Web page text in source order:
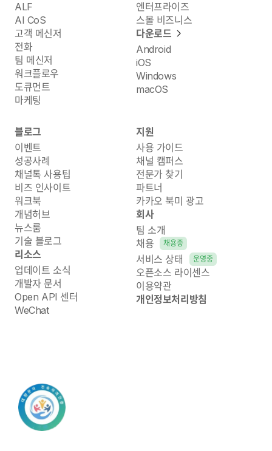
ALF
AI CoS
고객 메신저
전화
팀 메신저
워크플로우
도큐먼트
마케팅
엔터프라이즈
스몰 비즈니스
다운로드
Android
iOS
Windows
macOS
블로그
이벤트
성공사례
채널톡 사용팁
비즈 인사이트
워크북
개념허브
뉴스룸
기술 블로그
리소스
업데이트 소식
개발자 문서
Open API 센터
WeChat
지원
사용 가이드
채널 캠퍼스
전문가 찾기
파트너
카카오 북미 광고
회사
팀 소개
채용
채용중
서비스 상태 운영중
오픈소스 라이센스
이용약관
개인정보처리방침